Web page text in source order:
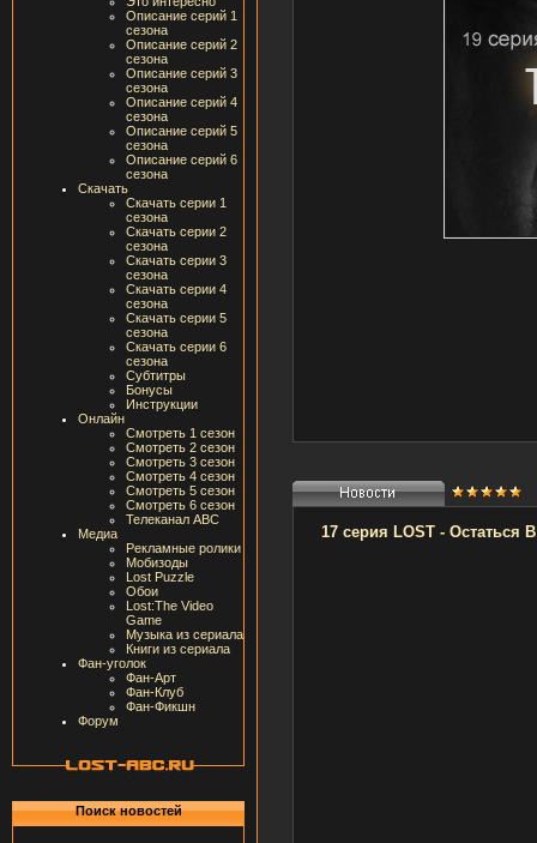
Описание серий 1
сезона
Описание серий 2
сезона
Описание серий 3
сезона
Описание серий 4
сезона
Описание серий 5
сезона
Описание серий 6
сезона
Скачать
Скачать серии 1
сезона
Скачать серии 2
сезона
Скачать серии 3
сезона
Скачать серии 4
сезона
Скачать серии 5
сезона
Скачать серии 6
сезона
Субтитры
Бонусы
Инструкции
Онлайн
Смотреть 1 сезон
Смотреть 2 сезон
Смотреть 3 сезон
Смотреть 4 сезон
Смотреть 5 сезон
Смотреть 6 сезон
Телеканал ABC
Медиа
Рекламные ролики
Мобизоды
Lost Puzzle
Обои
Lost:The Video
Game
Музыка из сериала
Книги из сериала
Фан-уголок
Фан-Арт
Фан-Клуб
Фан-Фикшн
Форум
Поиск новостей
17 серия LOST - Остаться